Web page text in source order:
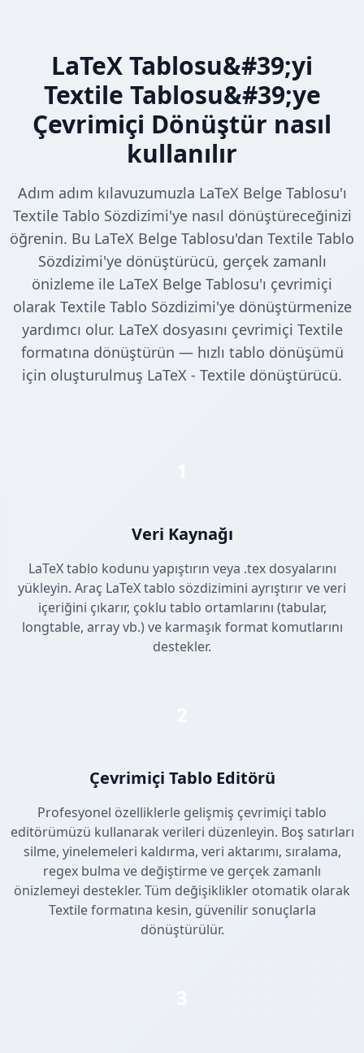
LaTeX Tablosu&#39;yi
Textile Tablosu&#39;ye
Çevrimiçi Dönüştür nasıl
kullanılır
Adım adım kılavuzumuzla LaTeX Belge Tablosu'ı
Textile Tablo Sözdizimi'ye nasıl dönüştüreceğinizi
öğrenin. Bu LaTeX Belge Tablosu'dan Textile Tablo
Sözdizimi'ye dönüştürücü, gerçek zamanlı
önizleme ile LaTeX Belge Tablosu'ı çevrimiçi
olarak Textile Tablo Sözdizimi'ye dönüştürmenize
yardımcı olur. LaTeX dosyasını çevrimiçi Textile
formatına dönüştürün — hızlı tablo dönüşümü
için oluşturulmuş LaTeX - Textile dönüştürücü.
Veri Kaynağı
LaTeX tablo kodunu yapıştırın veya .tex dosyalarını
yükleyin. Araç LaTeX tablo sözdizimini ayrıştırır ve veri
içeriğini çıkarır, çoklu tablo ortamlarını (tabular,
longtable, array vb.) ve karmaşık format komutlarını
destekler.
Çevrimiçi Tablo Editörü
Profesyonel özelliklerle gelişmiş çevrimiçi tablo
editörümüzü kullanarak verileri düzenleyin. Boş satırları
silme, yinelemeleri kaldırma, veri aktarımı, sıralama,
regex bulma ve değiştirme ve gerçek zamanlı
önizlemeyi destekler. Tüm değişiklikler otomatik olarak
Textile formatına kesin, güvenilir sonuçlarla
dönüştürülür.